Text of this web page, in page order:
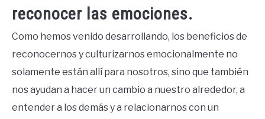
reconocer las emociones.
Como hemos venido desarrollando, los beneficios de
reconocernos y culturizarnos emocionalmente no
solamente están allí para nosotros, sino que también
nos ayudan a hacer un cambio a nuestro alrededor, a
entender a los demás y a relacionarnos con un